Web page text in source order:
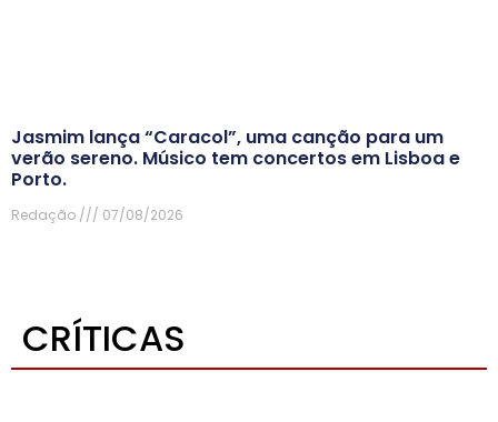
Jasmim lança “Caracol”, uma canção para um
verão sereno. Músico tem concertos em Lisboa e
Porto.
Redação 07/08/2026
CRÍTICAS